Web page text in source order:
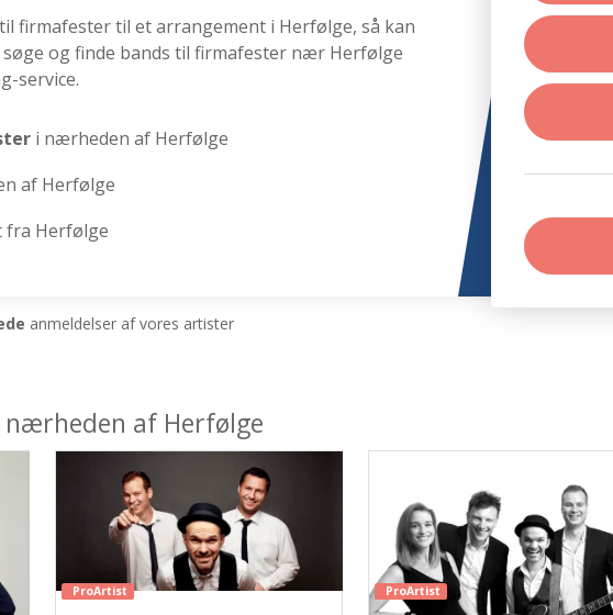
firmafester til et arrangement i Herfølge, så kan
og finde bands til firmafester nær Herfølge
service.
i nærheden af Herfølge
af Herfølge
fra Herfølge
anmeldelser af vores artister
af Herfølge
ProArtist ProArtist